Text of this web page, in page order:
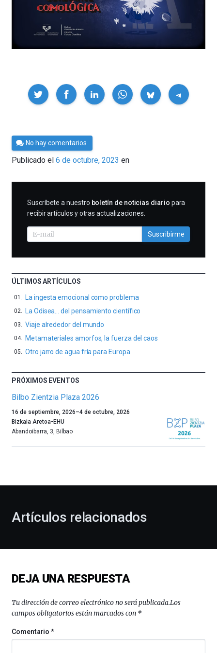
Compartir
Por
César
Tomé
No hay comentarios
Publicado el 6 de octubre, 2023 en
SUSCRIBIRME
Suscríbete a nuestro boletín de noticias diario para
recibir artículos y otras actualizaciones.
Suscribirme
ÚLTIMOS ARTÍCULOS
La ingesta emocional como problema
La Odisea… del pensamiento científico
Viaje alrededor del mundo
Metamateriales amorfos, la fuerza del caos
Otro jarro de agua fría para Europa
PRÓXIMOS EVENTOS
Bilbo Zientzia Plaza 2026
Un
año
más,
celebración
novena
Bilbo
(BZP),
un
que
16 de septiembre, 2026–4 de octubre, 2026
Bizkaia Aretoa-EHU
Abandoibarra, 3, Bilbao
Artículos relacionados
DEJA UNA RESPUESTA
Tu dirección de correo electrónico no será publicada.Los
campos obligatorios están marcados con *
Comentario*